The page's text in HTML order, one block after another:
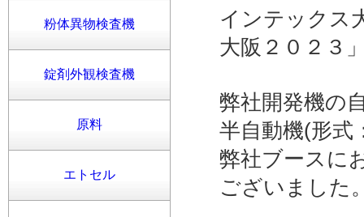
粉体異物検査機
錠剤外観検査機
原料
エトセル
インテックス
大阪２０２３
弊社開発機の
半自動機(形式
弊社ブースに
ございました